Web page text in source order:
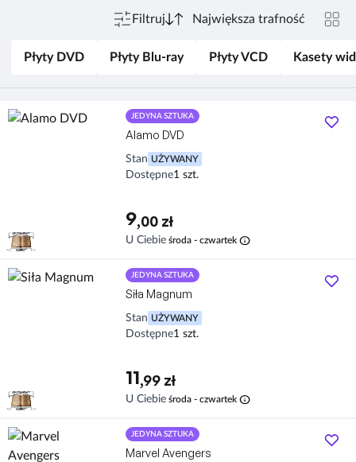
Filtruj
Płyty DVD Płyty Blu-ray Płyty VCD Kasety
JEDYNA SZTUKA
Alamo DVD
Stan UŻYWANY
Dostępne1 szt.
9,00 zł
U Ciebie środa - czwartek info
JEDYNA SZTUKA
Siła Magnum
Stan UŻYWANY
Dostępne1 szt.
11,99 zł
U Ciebie środa - czwartek info
JEDYNA SZTUKA
Marvel Avengers